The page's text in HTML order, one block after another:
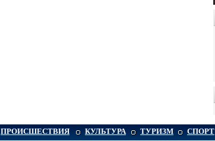
ПРОИСШЕСТВИЯ КУЛЬТУРА ТУРИЗМ СПОРТ